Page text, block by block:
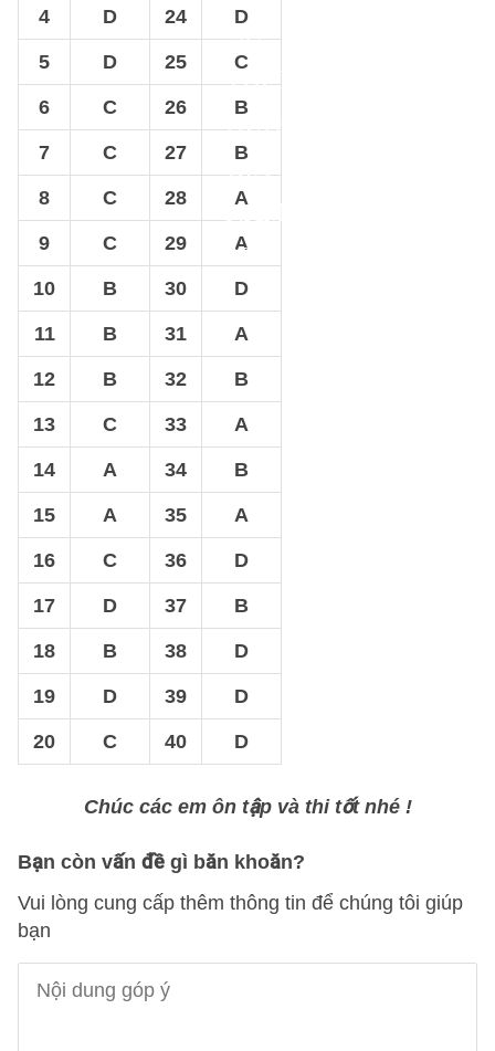
SỬ
THPT
QUỐC
GIA
NĂM
2017
4 D 24 D
5 D 25 C
6 C 26 B
7 C 27 B
8 C 28 A
9 C 29 A
10 B 30 D
11 B 31 A
12 B 32 B
13 C 33 A
14 A 34 B
15 A 35 A
16 C 36 D
17 D 37 B
18 B 38 D
19 D 39 D
20 C 40 D
Chúc các em ôn tập và thi tốt nhé !
Bạn còn vấn đề gì băn khoăn?
Vui lòng cung cấp thêm thông tin để chúng tôi giúp
bạn